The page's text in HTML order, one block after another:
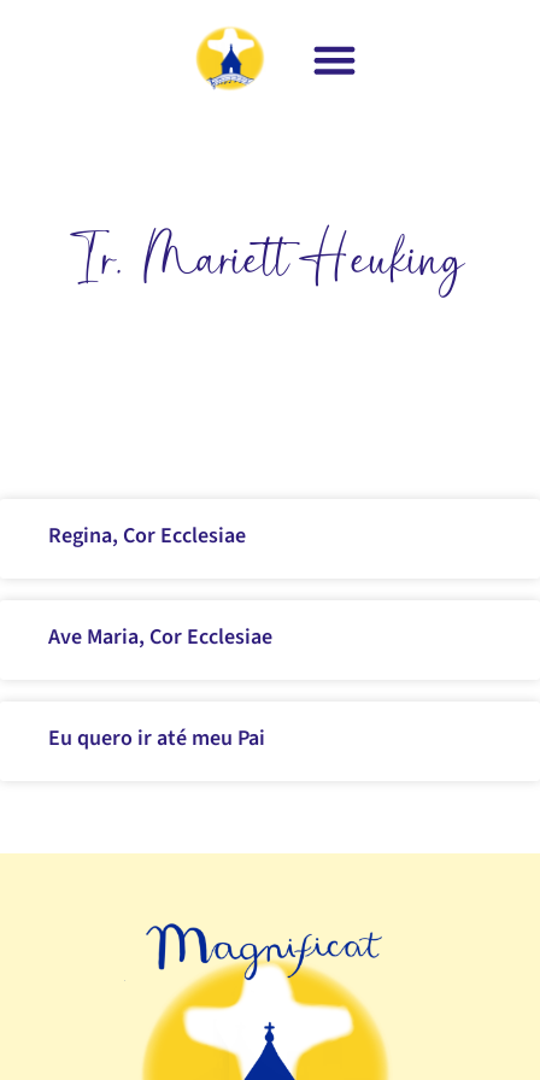
Ir. Mariett Heuking
Regina, Cor Ecclesiae
Ave Maria, Cor Ecclesiae
Eu quero ir até meu Pai